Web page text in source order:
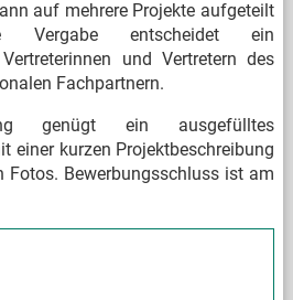
auf mehrere Projekte aufgeteilt
Vergabe entscheidet ein
und Vertretern des
Fachpartnern.
genügt ein ausgefülltes
einer kurzen Projektbeschreibung
Fotos. Bewerbungsschluss ist am